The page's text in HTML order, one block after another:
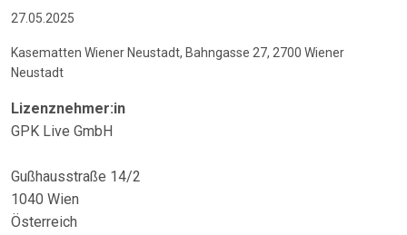
27.05.2025
Kasematten Wiener Neustadt, Bahngasse 27, 2700 Wiener
Neustadt
Lizenznehmer:in
GPK Live GmbH
Gußhausstraße 14/2
1040 Wien
Österreich